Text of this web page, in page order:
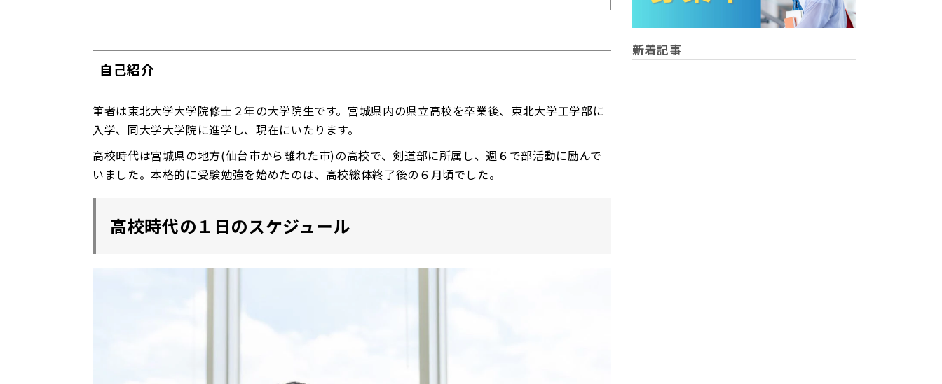
自己紹介
筆者は東北大学大学院修士２年の大学院生です。宮城県内の県立高校を卒業後、東北大学工学部に
入学、同大学大学院に進学し、現在にいたります。
高校時代は宮城県の地方(仙台市から離れた市)の高校で、剣道部に所属し、週６で部活動に励んで
いました。本格的に受験勉強を始めたのは、高校総体終了後の６月頃でした。
高校時代の１日のスケジュール
新着記事